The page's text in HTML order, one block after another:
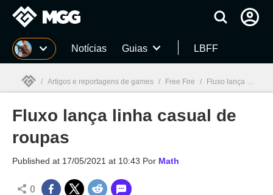
Millenium Notícias Guias LBFF
Millenium
/ Artigos e reportagens de games / Free Fire / Fluxo lança linha casual de roupas
Fluxo lança linha casual de
roupas
Published at 17/05/2021 at 10:43 Por Math
0